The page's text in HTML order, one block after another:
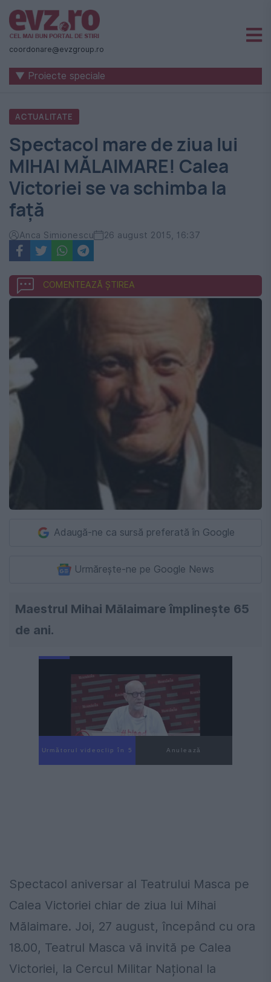
Știri
naționale
internaționale
România
-
Evenimentul
Zilei
coordonare@evzgroup.ro
▼ Proiecte speciale
ACTUALITATE
Spectacol mare de ziua lui
MIHAI MĂLAIMARE! Calea
Victoriei se va schimba la
față
Anca Simionescu 26 august 2015, 16:37
COMENTEAZĂ ȘTIREA
Adaugă-ne ca sursă preferată în Google
Urmărește-ne pe Google News
Maestrul Mihai Mălaimare împlinește 65
de ani.
Următorul videoclip în 4 Anulează
Spectacol aniversar al Teatrului Masca pe
Calea Victoriei chiar de ziua lui Mihai
Mălaimare. Joi, 27 august, începând cu ora
18.00, Teatrul Masca vă invită pe Calea
Victoriei, la Cercul Militar Național la